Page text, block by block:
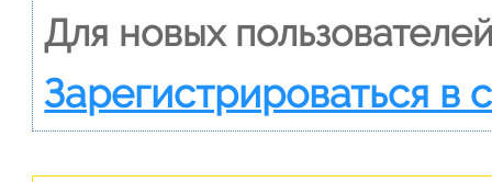
Для новых
Зарегистрироваться в